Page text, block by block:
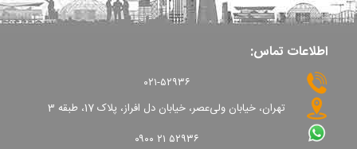
اطلاعات تماس:
۰۲۱-۵۲۹۳۶
تهران، خیابان ولی‌عصر، خیابان دل افراز، پلاک 17، طبقه 3
۰۹۰۰ ۲۱ ۵۲۹۳۶